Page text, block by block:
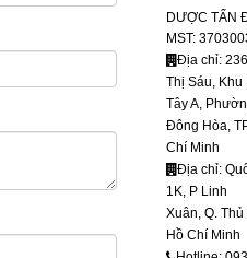
DƯỢC TẤN
MST:
Địa chỉ:
Thị Sáu, Khu
Tây A,
Đông Hòa,
Chí Minh
Địa chỉ:
1K, P Linh
Xuân, Q.
Hồ Chí Minh